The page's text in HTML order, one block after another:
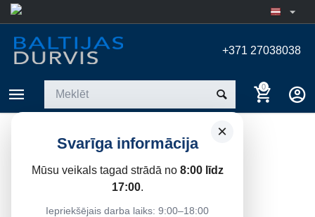
+371 27038038
0
×
Svarīga informācija
Mūsu veikals tagad strādā no 8:00 līdz
17:00.
Iepriekšējais darba laiks: 9:00–18:00
AURI DRE
Sākums Iekšdurvis DRE iekšdurvis / Karkasa